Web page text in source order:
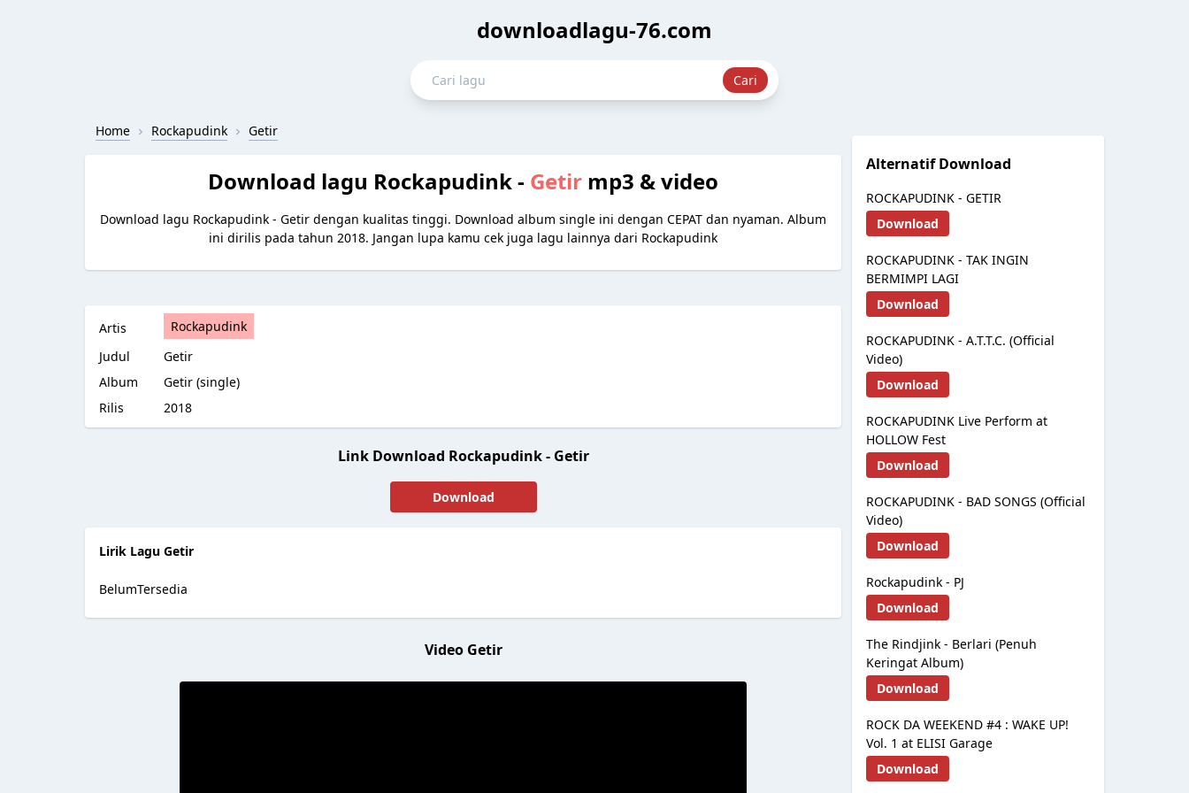
downloadlagu-76.com
Home Rockapudink Getir
Download lagu Rockapudink - Getir mp3 & video
Download lagu Rockapudink - Getir dengan kualitas tinggi. Download album single ini dengan CEPAT dan nyaman. Album
ini dirilis pada tahun 2018. Jangan lupa kamu cek juga lagu lainnya dari Rockapudink
Artis
Rockapudink
Judul
Getir
Album
Getir (single)
Rilis
2018
Link Download Rockapudink - Getir
Download
Lirik Lagu Getir
BelumTersedia
Video Getir
Alternatif Download
ROCKAPUDINK - GETIR
Download
ROCKAPUDINK - TAK INGIN
BERMIMPI LAGI
Download
ROCKAPUDINK - A.T.T.C. (Official
Video)
Download
ROCKAPUDINK Live Perform at
HOLLOW Fest
Download
ROCKAPUDINK - BAD SONGS (Official
Video)
Download
Rockapudink - PJ
Download
The Rindjink - Berlari (Penuh
Keringat Album)
Download
ROCK DA WEEKEND #4 : WAKE UP!
Vol. 1 at ELISI Garage
Download